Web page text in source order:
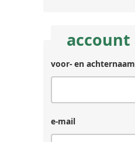
account
voor- en achternaam
e-mail